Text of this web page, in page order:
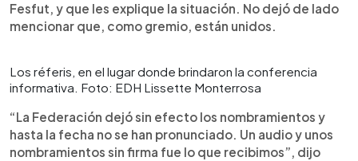
Fesfut, y que les explique la situación. No dejó de lado
mencionar que, como gremio, están unidos.
Los réferis, en el lugar donde brindaron la conferencia
informativa. Foto: EDH Lissette Monterrosa
“La Federación dejó sin efecto los nombramientos y
hasta la fecha no se han pronunciado. Un audio y unos
nombramientos sin firma fue lo que recibimos”, dijo